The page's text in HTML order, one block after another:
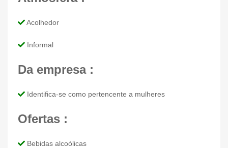
Acolhedor
Informal
Da empresa :
Identifica-se como pertencente a mulheres
Ofertas :
Bebidas alcoólicas